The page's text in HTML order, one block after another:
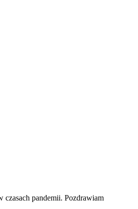
czasach pandemii. Pozdrawiam